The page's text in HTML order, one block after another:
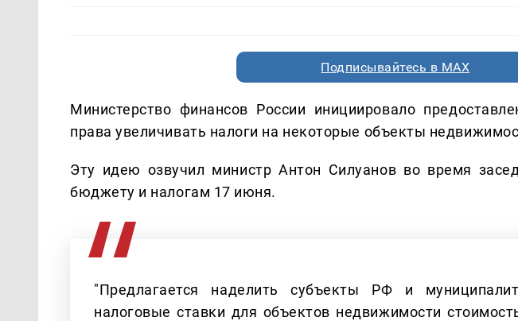
Подписывайтесь в MAX
Министерство финансов России инициировало
права увеличивать налоги на некоторые объекты
Эту идею озвучил министр Антон Силуанов во время
бюджету и налогам 17 июня.
"Предлагается наделить субъекты РФ и
налоговые ставки для объектов недвижимости